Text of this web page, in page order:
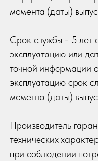
момента (даты)
Срок службы - 5 лет
эксплуатацию или
точной информации
эксплуатацию срок
момента (даты)
Производитель
технических
при соблюдении